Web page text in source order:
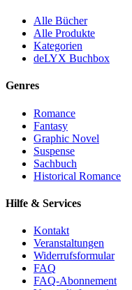
Alle Bücher
Alle Produkte
Kategorien
deLYX Buchbox
Genres
Romance
Fantasy
Graphic Novel
Suspense
Sachbuch
Historical Romance
Hilfe & Services
Kontakt
Veranstaltungen
Widerrufsformular
FAQ
FAQ-Abonnement